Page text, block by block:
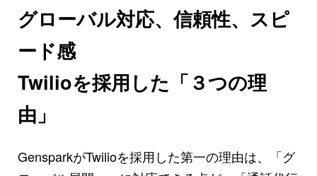
グローバル対応、信頼性、スピ
ード感
Twilioを採用した「３つの理
由」
GensparkがTwilioを採用した第一の理由は、「グ